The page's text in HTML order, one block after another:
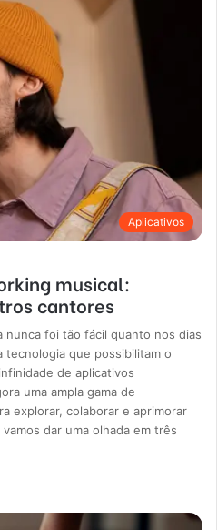
Aplicativos
musical:
cantores
nunca foi tão fácil quanto nos dias
tecnologia que possibilitam o
de aplicativos
uma ampla gama de
explorar, colaborar e aprimorar
dar uma olhada em três